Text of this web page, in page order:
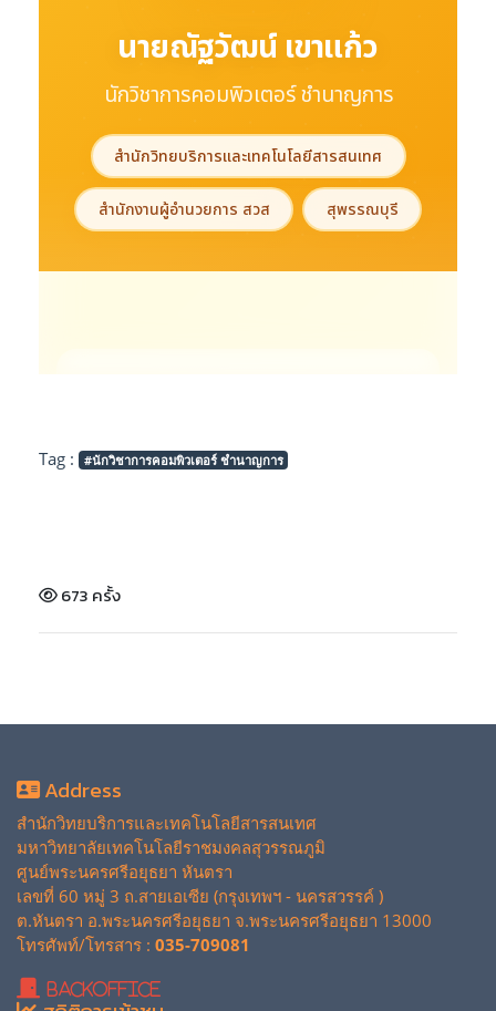
Tag : #นักวิชาการคอมพิวเตอร์ ชำนาญการ
673 ครั้ง
Address
สำนักวิทยบริการและเทคโนโลยีสารสนเทศ
มหาวิทยาลัยเทคโนโลยีราชมงคลสุวรรณภูมิ
ศูนย์พระนครศรีอยุธยา หันตรา
เลขที่ 60 หมู่ 3 ถ.สายเอเซีย (กรุงเทพฯ - นครสวรรค์ )
ต.หันตรา อ.พระนครศรีอยุธยา จ.พระนครศรีอยุธยา 13000
โทรศัพท์/โทรสาร : 035-709081
BackOffice